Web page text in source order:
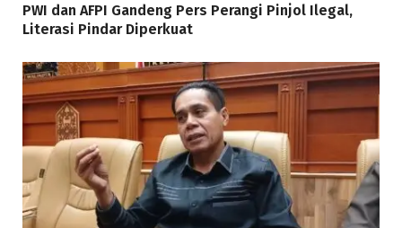
PWI dan AFPI Gandeng Pers Perangi Pinjol Ilegal,
Literasi Pindar Diperkuat